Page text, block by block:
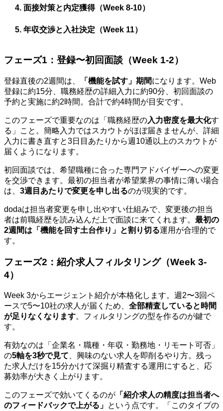
面接対策と内定獲得（Week 8-10）
年収交渉と入社決定（Week 11）
フェーズ1：登録〜初回面談（Week 1-2）
登録直後の2週間は、 「機能を試す」期間になります。Web
登録に約15分、職務経歴の詳細入力に約90分、初回面談の
予約と実施に約2時間。合計で約4時間が目安です。
このフェーズで重要なのは「職務経歴の入力密度を最大化す
る」こと。簡略入力ではスカウトがほぼ届きませんが、詳細
入力に書き直すと3日目あたりから週10通以上のスカウトが
届くようになります。
初回面談では、希望職種に合った専門アドバイザーへの変更
を交渉できます。最初の担当者が希望業界の事情に薄い場合
は、 3週目あたりで変更を申し出るのが現実的です。
dodaは担当者変更を申し出やすい仕組みで、変更後の担当
者は前職経歴を読み込んだ上で面談に来てくれます。 最初の
2週間は「機能を回す土台作り」と割り切る運用が合理的で
す。
フェーズ2：紹介求人フィルタリング（Week 3-
4）
Week 3からエージェント紹介が本格化します。週2〜3回ペ
ースで5〜10社の求人が届くため、 全部精査していると時間
が足りなくなります。フィルタリングの型を作るのが鍵で
す。
有効なのは「企業名・職種・年収・勤務地・リモート可否」
の5軸を3秒で見て、興味のない求人を即削るやり方。残っ
た求人だけを15分かけて深掘り精査する運用にすると、応
募効率が大きく上がります。
このフェーズで効いてくるのが 「紹介求人の精度は担当者へ
のフィードバックで上がる」 という点です。「このタイプの